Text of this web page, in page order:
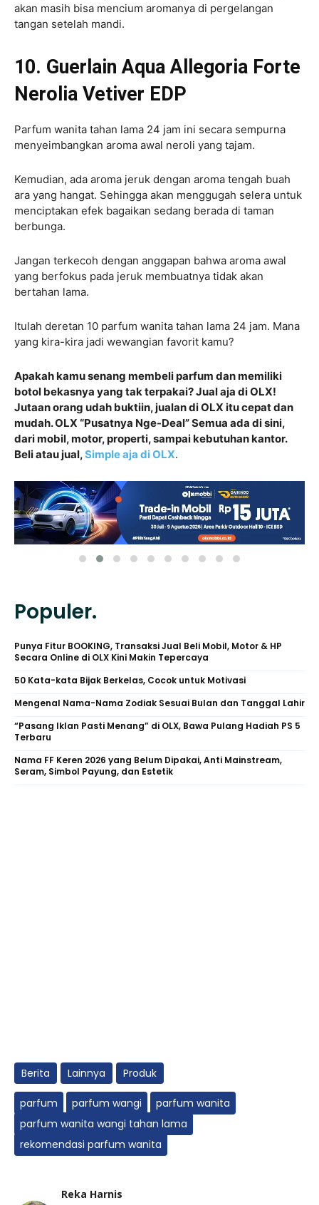
akan masih bisa mencium aromanya di pergelangan
tangan setelah mandi.
10. Guerlain Aqua Allegoria Forte
Nerolia Vetiver EDP
Parfum wanita tahan lama 24 jam ini secara sempurna
menyeimbangkan aroma awal neroli yang tajam.
Kemudian, ada aroma jeruk dengan aroma tengah buah
ara yang hangat. Sehingga akan menggugah selera untuk
menciptakan efek bagaikan sedang berada di taman
berbunga.
Jangan terkecoh dengan anggapan bahwa aroma awal
yang berfokus pada jeruk membuatnya tidak akan
bertahan lama.
Itulah deretan 10 parfum wanita tahan lama 24 jam. Mana
yang kira-kira jadi wewangian favorit kamu?
Apakah kamu senang membeli parfum dan memiliki
botol bekasnya yang tak terpakai? Jual aja di OLX!
Jutaan orang udah buktiin, jualan di OLX itu cepat dan
mudah. OLX “Pusatnya Nge-Deal” Semua ada di sini,
dari mobil, motor, properti, sampai kebutuhan kantor.
Beli atau jual,Simple aja di OLX.
Populer.
Punya Fitur BOOKING, Transaksi Jual Beli Mobil, Motor & HP
Secara Online di OLX Kini Makin Tepercaya
50 Kata-kata Bijak Berkelas, Cocok untuk Motivasi
Mengenal Nama-Nama Zodiak Sesuai Bulan dan Tanggal Lahir
“Pasang Iklan Pasti Menang” di OLX, Bawa Pulang Hadiah PS 5
Terbaru
Nama FF Keren 2026 yang Belum Dipakai, Anti Mainstream,
Seram, Simbol Payung, dan Estetik
Berita Lainnya Produk
parfum parfum wangi
parfum wanita
parfum wanita wangi tahan lama
rekomendasi parfum wanita
Reka Harnis